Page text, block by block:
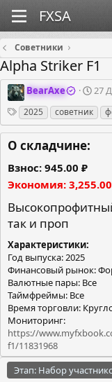
Советники
Alpha Striker F1
О
г
а
н
и
з
т
о
BearAxe
Д
т
а
а
н
27
Теги
2025 советник
О складчине:
Взнос 945.00 ₽
Экономия
так и проп
Характеристики
Год выпуска: 2025
Финансовый рынок:
Валютные пары: Все
Таймфреймы: Все
Время торговли:
Мониторинг:
https://
f1/11831968
Этап: Набор